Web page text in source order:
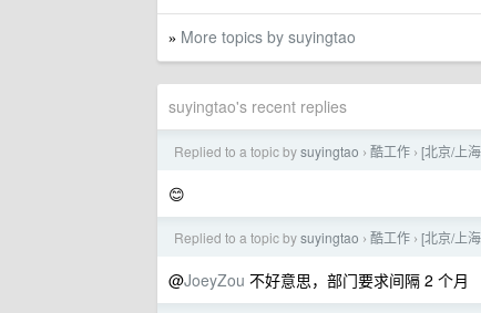
» More topics by suyingtao
suyingtao's recent replies
Replied to a topic bysuyingtao › 酷工作 › [北京/上
😊
Replied to a topic bysuyingtao › 酷工作 › [北京/上
@JoeyZou 不好意思，部门要求间隔 2 个月